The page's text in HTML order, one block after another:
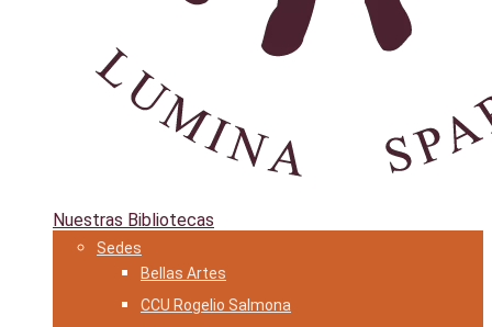
Nuestras Bibliotecas
Sedes
Bellas Artes
CCU Rogelio Salmona